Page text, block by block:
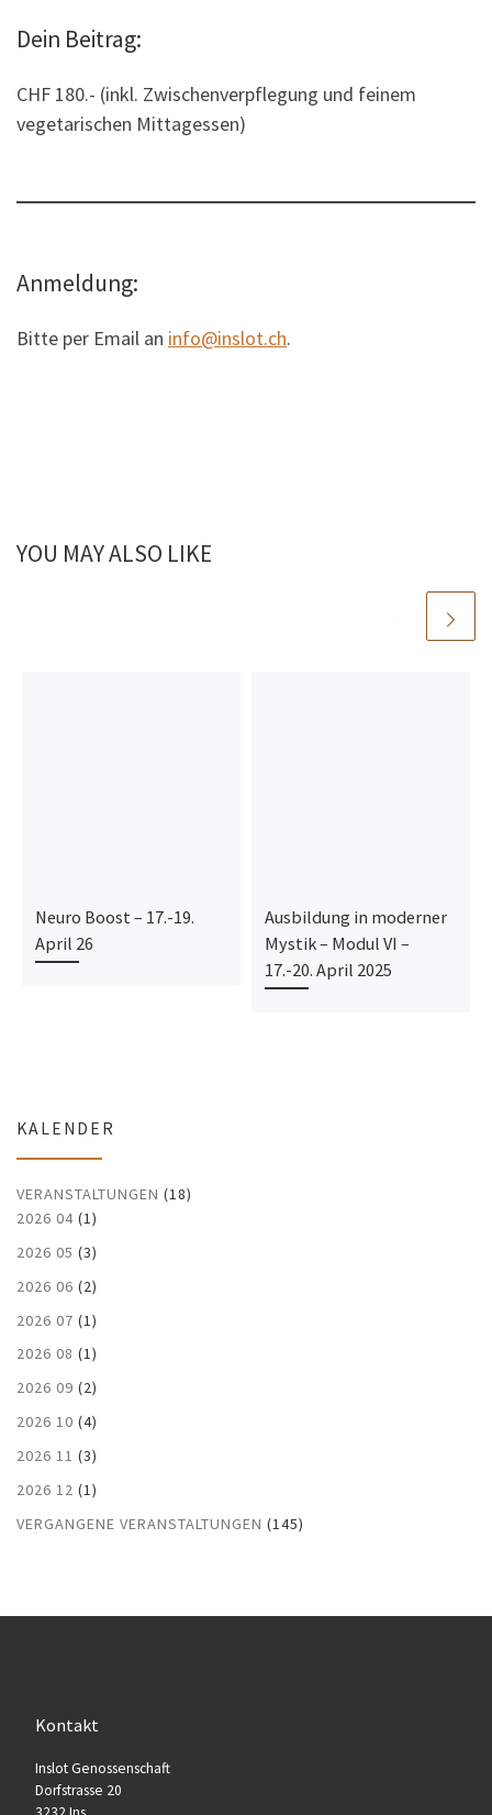
Dein Beitrag:
CHF 180.- (inkl. Zwischenverpflegung und feinem
vegetarischen Mittagessen)
Anmeldung:
Bitte per Email an info@inslot.ch.
YOU MAY ALSO LIKE
Neuro Boost – 17.-19.
April 26
Ausbildung in moderner
Mystik – Modul VI –
17.-20. April 2025
KALENDER
VERANSTALTUNGEN (18)
2026 04 (1)
2026 05 (3)
2026 06 (2)
2026 07 (1)
2026 08 (1)
2026 09 (2)
2026 10 (4)
2026 11 (3)
2026 12 (1)
VERGANGENE VERANSTALTUNGEN (145)
Kontakt
Inslot Genossenschaft
Dorfstrasse 20